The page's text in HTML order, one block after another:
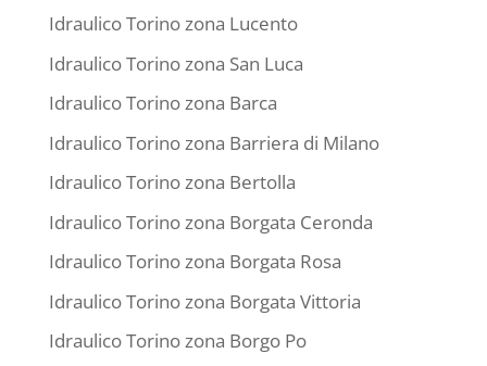
Idraulico Torino zona Lucento
Idraulico Torino zona San Luca
Idraulico Torino zona Barca
Idraulico Torino zona Barriera di Milano
Idraulico Torino zona Bertolla
Idraulico Torino zona Borgata Ceronda
Idraulico Torino zona Borgata Rosa
Idraulico Torino zona Borgata Vittoria
Idraulico Torino zona Borgo Po